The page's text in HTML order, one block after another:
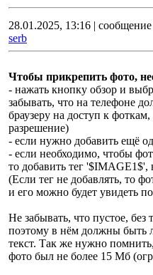
28.01.2025, 13:16 |
serb
Чтобы прикрепить фото,
- нажать кнопку обзор и
забывать, что на телефоне
браузеру на доступ к
разрешение)
- если нужно добавить ещё
- если необходимо, чтобы
то добавить тег '$IMАGE1$',
(Если тег не добавлять, то
и его можно будет увидеть
Не забывать, что пустое, без
поэтому в нём должны быть
текст. Так же нужно
фото был не более 15 Мб